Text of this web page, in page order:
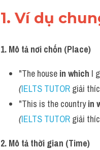
1. Ví dụ
1. Mô tả nơi chốn (Place)
"The house in which I
(IELTS TUTOR giải
"This is the country in
(IELTS TUTOR giải
2. Mô tả thời gian (Time)